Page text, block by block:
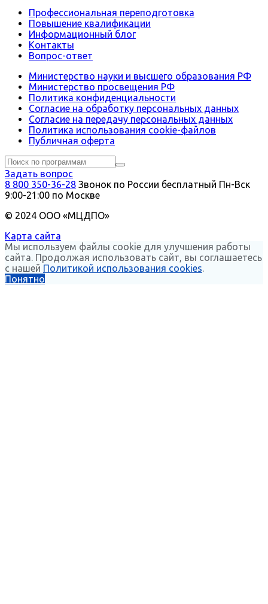
Профессиональная переподготовка
Повышение квалификации
Информационный блог
Контакты
Вопрос-ответ
Министерство науки и высшего образования РФ
Министерство просвещения РФ
Политика конфиденциальности
Согласие на обработку персональных данных
Согласие на передачу персональных данных
Политика использования сookie-файлов
Публичная оферта
Задать вопрос
8 800 350-36-28 Звонок по России бесплатный Пн-Вск
9:00-21:00 по Москве
© 2024 ООО «МЦДПО»
Карта сайта
Мы используем файлы cookie для улучшения работы
сайта. Продолжая использовать сайт, вы соглашаетесь
с нашей Политикой использования cookies.
Понятно